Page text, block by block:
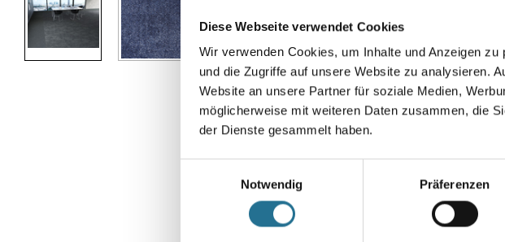
Diese Webseite verwendet Cookies
Wir verwenden Cookies, um Inhalte und Anzeigen
und die Zugriffe auf unsere Website zu analysieren.
Website an unsere Partner für soziale Medien,
möglicherweise mit weiteren Daten zusammen, die
der Dienste gesammelt haben.
Notwendig
Präferenzen